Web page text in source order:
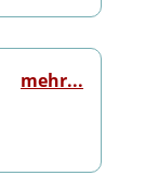
mehr...